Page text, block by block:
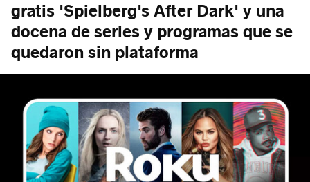
gratis 'Spielberg's After Dark' y una
docena de series y programas que se
quedaron sin plataforma